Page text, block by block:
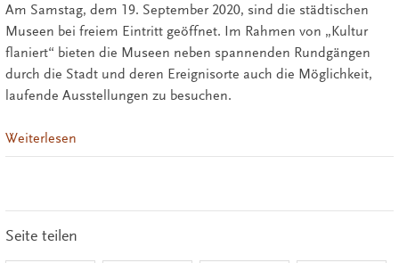
Am Samstag, dem 19. September 2020, sind die städtischen
Museen bei freiem Eintritt geöffnet. Im Rahmen von „Kultur
flaniert“ bieten die Museen neben spannenden Rundgängen
durch die Stadt und deren Ereignisorte auch die Möglichkeit,
laufende Ausstellungen zu besuchen.
Weiterlesen
Seite teilen